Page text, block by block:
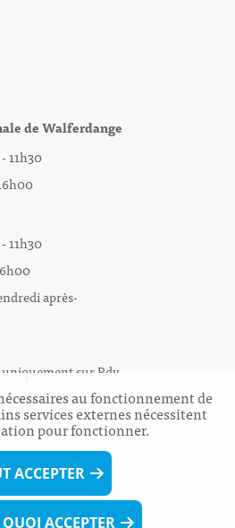
de Walferdange
après-
sur Rdv
mardi 11h30).au fonctionnement de
services externes nécessitent
pour fonctionner.
ACCEPTER
ACCEPTER